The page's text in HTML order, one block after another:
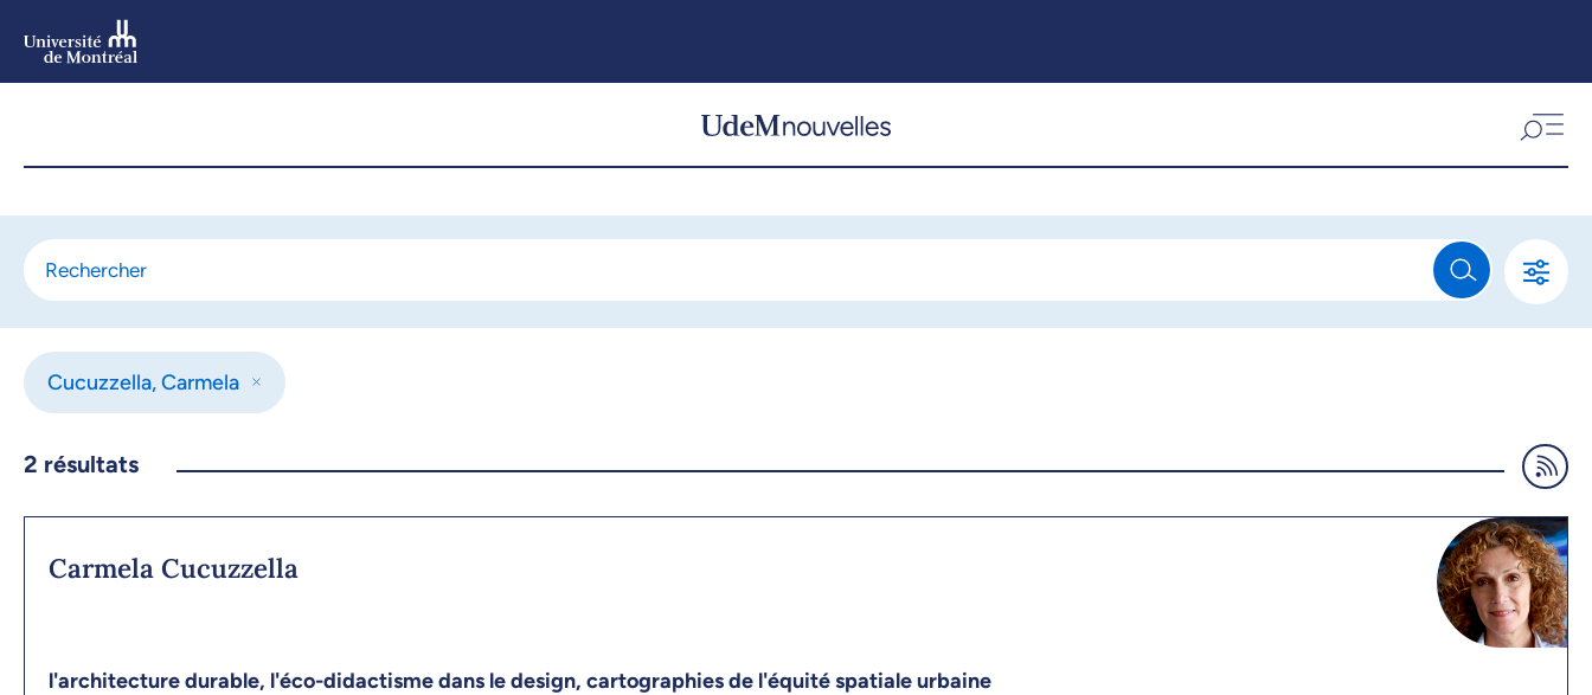
Cucuzzella, Carmela
2 résultats
Carmela Cucuzzella
l'architecture durable, l'éco-didactisme dans le design, cartographies de l'équité spatiale urbaine